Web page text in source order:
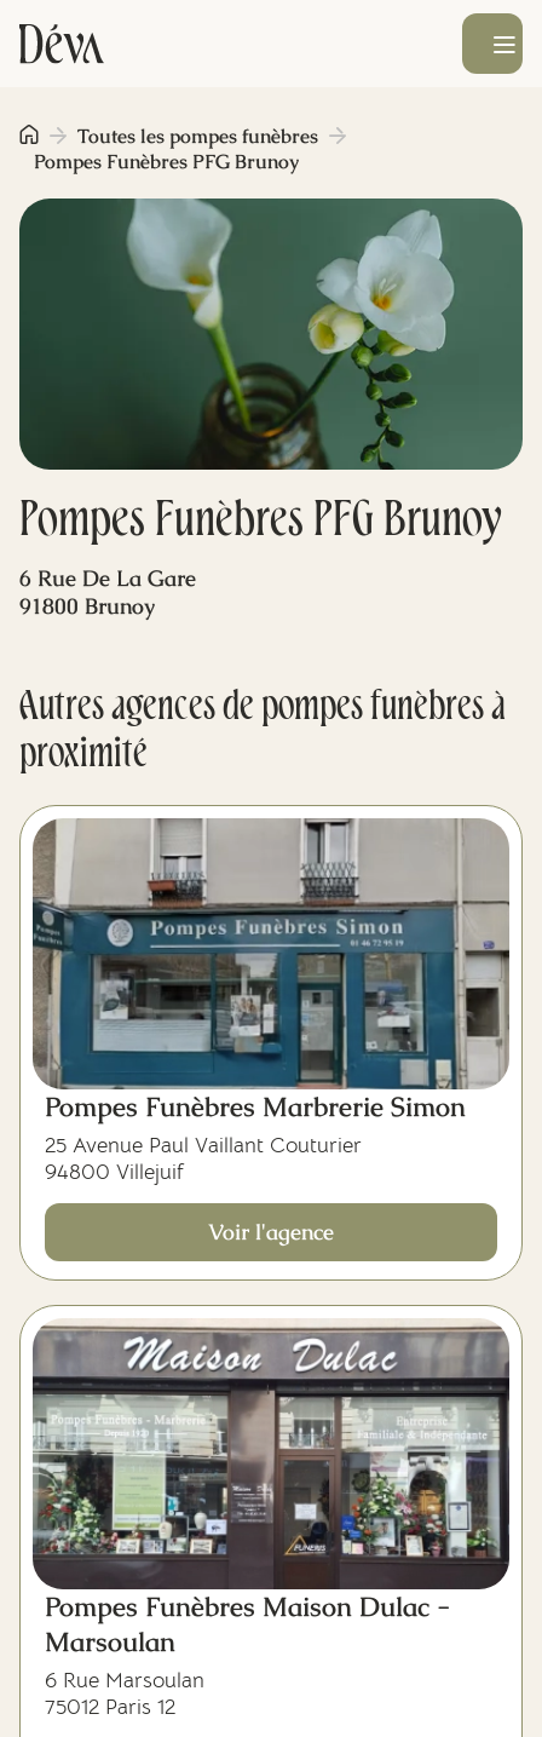
Obsèques
Prévoyance
Monument funéraire
Livraison de fleurs
Blog
Ouvrir le
Pompes Funèbres PFG Brunoy
Toutes les pompes funèbres
Pompes Funèbres PFG Brunoy
6 Rue De La Gare
91800 Brunoy
Autres agences de pompes funèbres à
proximité
Pompes Funèbres Marbrerie Simon
25 Avenue Paul Vaillant Couturier
94800 Villejuif
Voir l'agence
Pompes Funèbres Maison Dulac -
Marsoulan
6 Rue Marsoulan
75012 Paris 12